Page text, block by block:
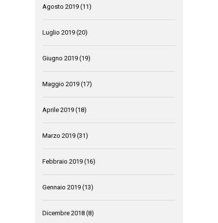
Agosto 2019 (11)
Luglio 2019 (20)
Giugno 2019 (19)
Maggio 2019 (17)
Aprile 2019 (18)
Marzo 2019 (31)
Febbraio 2019 (16)
Gennaio 2019 (13)
Dicembre 2018 (8)